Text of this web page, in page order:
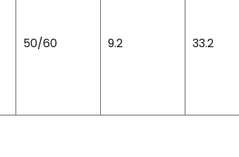
50/60 9.2 33.2